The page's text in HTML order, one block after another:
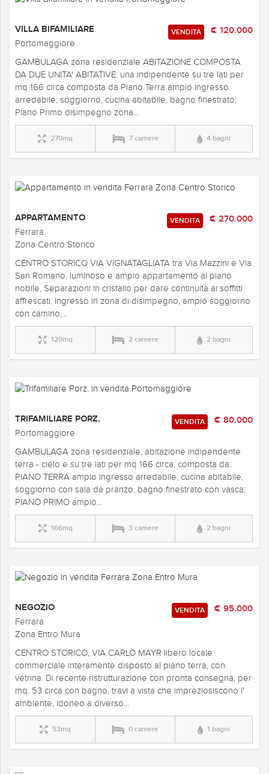
€ 120.000
VENDITA
VILLA BIFAMILIARE
Portomaggiore
GAMBULAGA zona residenziale ABITAZIONE COMPOSTA
DA DUE UNITA' ABITATIVE: una indipendente su tre lati per
mq 166 circa composta da Piano Terra ampio ingresso
arredabile, soggiorno, cucina abitabile, bagno finestrato;
Piano Primo disimpegno zona...
270mq 7 camere 4 bagni
€ 270.000
VENDITA
APPARTAMENTO
Ferrara
Zona Centro Storico
CENTRO STORICO VIA VIGNATAGLIATA tra Via Mazzini e Via
San Romano, luminoso e ampio appartamento al piano
nobile, Separazioni in cristallo per dare continuità ai soffitti
affrescati. Ingresso in zona di disimpegno, ampio soggiorno
con camino,...
120mq 2 camere 2 bagni
€ 80.000
VENDITA
TRIFAMILIARE PORZ.
Portomaggiore
GAMBULAGA zona residenziale, abitazione indipendente
terra - cielo e su tre lati per mq 166 circa, composta da:
PIANO TERRA ampio ingresso arredabile, cucina abitabile,
soggiorno con sala da pranzo, bagno finestrato con vasca;
PIANO PRIMO ampio...
166mq 3 camere 2 bagni
€ 95.000
VENDITA
NEGOZIO
Ferrara
Zona Entro Mura
CENTRO STORICO, VIA CARLO MAYR libero locale
commerciale interamente disposto al piano terra, con
vetrina. Di recente ristrutturazione con pronta consegna, per
mq. 53 circa con bagno, travi a vista che impreziosiscono l'
ambiente, idoneo a diverso...
53mq 0 camere 1 bagni